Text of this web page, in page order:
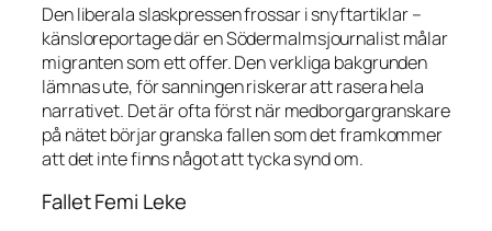
Den liberala slaskpressen frossar i snyftartiklar –
känsloreportage där en Södermalmsjournalist målar
migranten som ett offer. Den verkliga bakgrunden
lämnas ute, för sanningen riskerar att rasera hela
narrativet. Det är ofta först när medborgargranskare
på nätet börjar granska fallen som det framkommer
att det inte finns något att tycka synd om.
Fallet Femi Leke